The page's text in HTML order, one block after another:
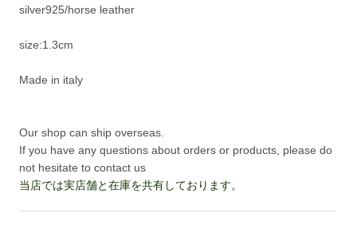
silver925/horse leather
size:1.3cm
Made in italy
Our shop can ship overseas.
If you have any questions about orders or products, please do
not hesitate to contact us
当店では実店舗と在庫を共有しております。